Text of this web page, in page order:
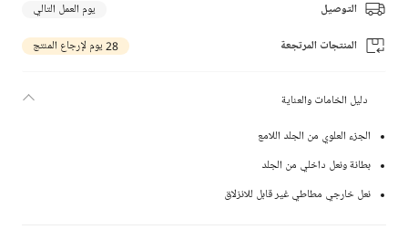
التوصيل يوم العمل التالي
المنتجات المرتجعة 28 يوم لإرجاع المنتج
دليل الخامات والعناية
الجزء العلوي من الجلد اللامع
بطانة ونعل داخلي من الجلد
نعل خارجي مطاطي غير قابل للانزلاق